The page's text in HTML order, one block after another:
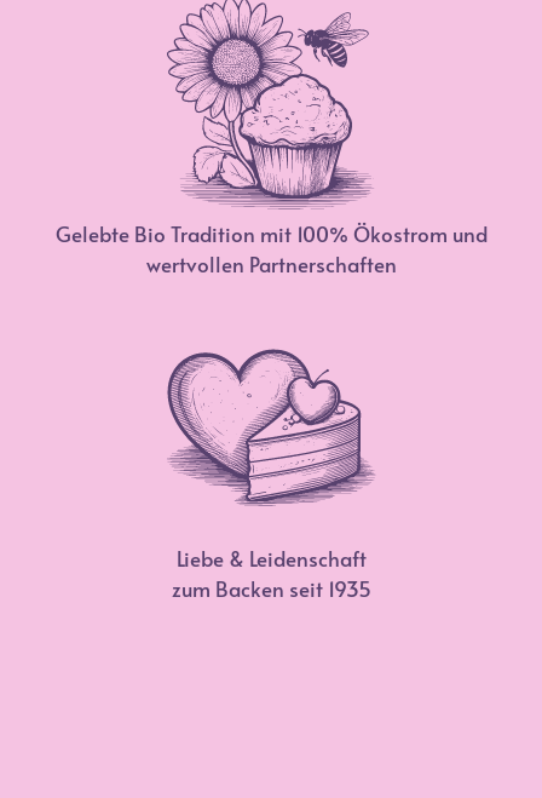
Gelebte Bio Tradition mit 100% Ökostrom und
wertvollen Partnerschaften
Liebe & Leidenschaft
zum Backen seit 1935